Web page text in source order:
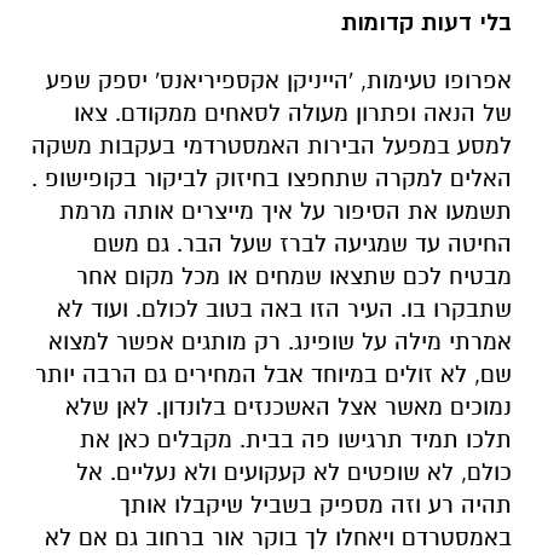
בלי דעות קדומות
אפרופו טעימות, 'הייניקן אקספיריאנס' יספק שפע
של הנאה ופתרון מעולה לסאחים ממקודם. צאו
למסע במפעל הבירות האמסטרדמי בעקבות משקה
האלים למקרה שתחפצו בחיזוק לביקור בקופישופ .
תשמעו את הסיפור על איך מייצרים אותה מרמת
החיטה עד שמגיעה לברז שעל הבר. גם משם
מבטיח לכם שתצאו שמחים או מכל מקום אחר
שתבקרו בו. העיר הזו באה בטוב לכולם. ועוד לא
אמרתי מילה על שופינג. רק מותגים אפשר למצוא
שם, לא זולים במיוחד אבל המחירים גם הרבה יותר
נמוכים מאשר אצל האשכנזים בלונדון. לאן שלא
תלכו תמיד תרגישו פה בבית. מקבלים כאן את
כולם, לא שופטים לא קעקועים ולא נעליים. אל
תהיה רע וזה מספיק בשביל שיקבלו אותך
באמסטרדם ויאחלו לך בוקר אור ברחוב גם אם לא